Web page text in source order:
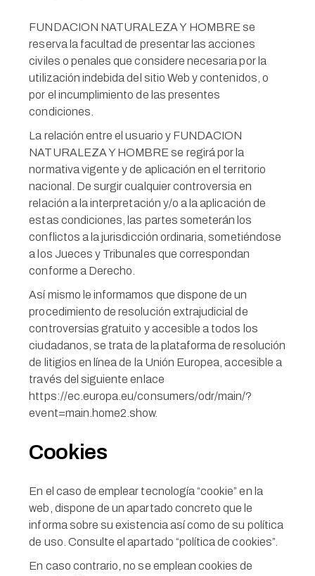
FUNDACION NATURALEZA Y HOMBRE se
reserva la facultad de presentar las acciones
civiles o penales que considere necesaria por la
utilización indebida del sitio Web y contenidos, o
por el incumplimiento de las presentes
condiciones.
La relación entre el usuario y FUNDACION
NATURALEZA Y HOMBRE se regirá por la
normativa vigente y de aplicación en el territorio
nacional. De surgir cualquier controversia en
relación a la interpretación y/o a la aplicación de
estas condiciones, las partes someterán los
conflictos a la jurisdicción ordinaria, sometiéndose
a los Jueces y Tribunales que correspondan
conforme a Derecho.
Así mismo le informamos que dispone de un
procedimiento de resolución extrajudicial de
controversias gratuito y accesible a todos los
ciudadanos, se trata de la plataforma de resolución
de litigios en línea de la Unión Europea, accesible a
través del siguiente enlace
https://ec.europa.eu/consumers/odr/main/?
event=main.home2.show.
Cookies
En el caso de emplear tecnología “cookie” en la
web, dispone de un apartado concreto que le
informa sobre su existencia así como de su política
de uso. Consulte el apartado “política de cookies”.
En caso contrario, no se emplean cookies de